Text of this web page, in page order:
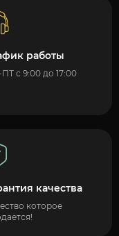
работы
с 9:00 до 17:00
качества
которое